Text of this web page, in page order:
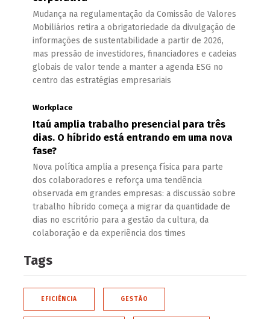
Mudança na regulamentação da Comissão de Valores
Mobiliários retira a obrigatoriedade da divulgação de
informações de sustentabilidade a partir de 2026,
mas pressão de investidores, financiadores e cadeias
globais de valor tende a manter a agenda ESG no
centro das estratégias empresariais
Workplace
Itaú amplia trabalho presencial para três
dias. O híbrido está entrando em uma nova
fase?
Nova política amplia a presença física para parte
dos colaboradores e reforça uma tendência
observada em grandes empresas: a discussão sobre
trabalho híbrido começa a migrar da quantidade de
dias no escritório para a gestão da cultura, da
colaboração e da experiência dos times
Tags
EFICIÊNCIA GESTÃO